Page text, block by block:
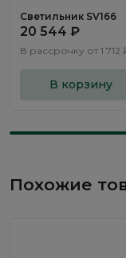
Светильник SV166
20 544 ₽
В рассрочку от 1
В корзину
Похожие